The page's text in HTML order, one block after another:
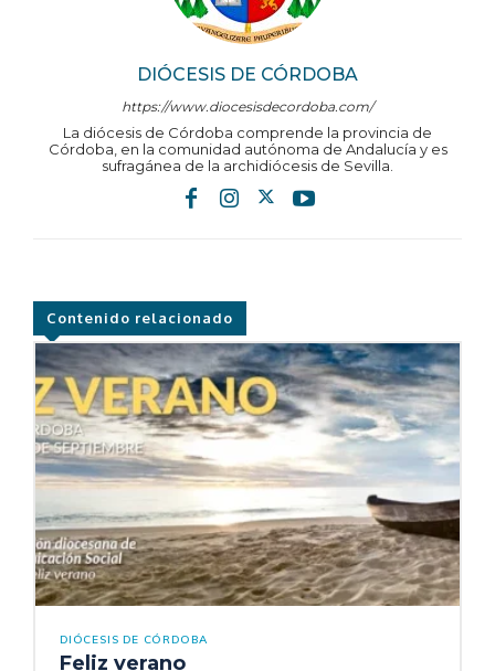
DIÓCESIS DE CÓRDOBA
https://www.diocesisdecordoba.com/
La diócesis de Córdoba comprende la provincia de
Córdoba, en la comunidad autónoma de Andalucía y es
sufragánea de la archidiócesis de Sevilla.
Contenido relacionado
DIÓCESIS DE CÓRDOBA
Feliz verano